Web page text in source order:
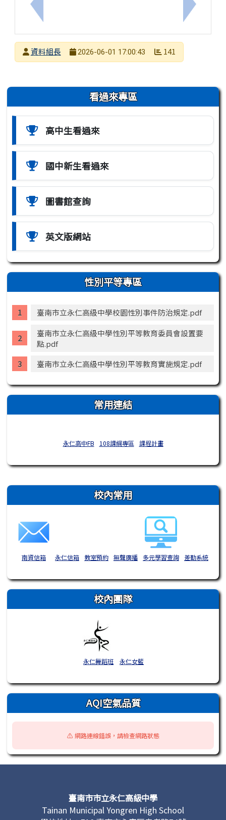
上一筆：『高中營隊』北一女「2026解謎遊戲設計
下一筆：
發布者
資料組長
2026-06-01 17:00:43 141
左邊區域內容 看過來專區
高中生看過來
國中新生看過來
圖書館查詢
英文版網站
性別平等專區
臺南市立永仁高級中學校園性別事件防治規定.pdf
臺南市立永仁高級中學性別平等教育委員會設置要
點.pdf
臺南市立永仁高級中學性別平等教育實施規定.pdf
常用連結
永仁高中FB 108課綱專區 課程計畫
右邊區域內容 校內常用
南資信箱 永仁信箱 教室預約 無聲廣播 多元學習查詢 差勤系統
校內團隊
永仁舞蹈班 永仁女籃
AQI空氣品質
⚠️ 網路連線錯誤，請檢查網路狀態
臺南市市立永仁高級中學
Tainan Municipal Yongren High School